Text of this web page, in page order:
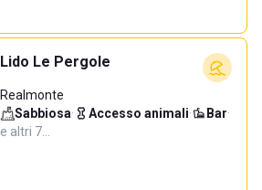
Lido Le Pergole
Realmonte
Sabbiosa· Accesso animali· Bar·
e altri 7…